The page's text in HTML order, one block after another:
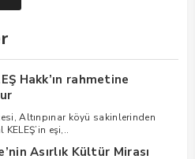
Hakk’ın rahmetine
Altınpınar köyü sakinlerinden
eşi,..
Asırlık Kültür Mirası